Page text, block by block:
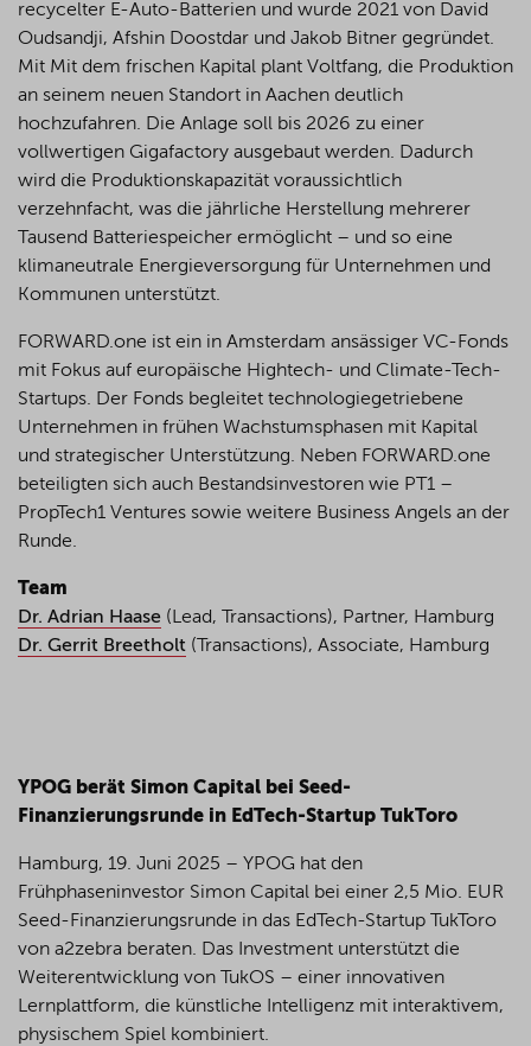
recycelter E-Auto-Batterien und wurde 2021 von David
Oudsandji, Afshin Doostdar und Jakob Bitner gegründet.
Mit Mit dem frischen Kapital plant Voltfang, die Produktion
an seinem neuen Standort in Aachen deutlich
hochzufahren. Die Anlage soll bis 2026 zu einer
vollwertigen Gigafactory ausgebaut werden. Dadurch
wird die Produktionskapazität voraussichtlich
verzehnfacht, was die jährliche Herstellung mehrerer
Tausend Batteriespeicher ermöglicht – und so eine
klimaneutrale Energieversorgung für Unternehmen und
Kommunen unterstützt.
FORWARD.one ist ein in Amsterdam ansässiger VC-Fonds
mit Fokus auf europäische Hightech- und Climate-Tech-
Startups. Der Fonds begleitet technologiegetriebene
Unternehmen in frühen Wachstumsphasen mit Kapital
und strategischer Unterstützung. Neben FORWARD.one
beteiligten sich auch Bestandsinvestoren wie PT1 –
PropTech1 Ventures sowie weitere Business Angels an der
Runde.
Team
Dr. Adrian Haase (Lead, Transactions), Partner, Hamburg
Dr. Gerrit Breetholt (Transactions), Associate, Hamburg
YPOG berät Simon Capital bei Seed-
Finanzierungsrunde in EdTech-Startup TukToro
Hamburg, 19. Juni 2025 – YPOG hat den
Frühphaseninvestor Simon Capital bei einer 2,5 Mio. EUR
Seed-Finanzierungsrunde in das EdTech-Startup TukToro
von a2zebra beraten. Das Investment unterstützt die
Weiterentwicklung von TukOS – einer innovativen
Lernplattform, die künstliche Intelligenz mit interaktivem,
physischem Spiel kombiniert.